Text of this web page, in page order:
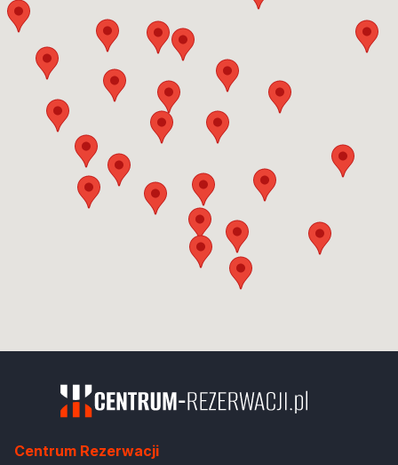
Centrum Rezerwacji